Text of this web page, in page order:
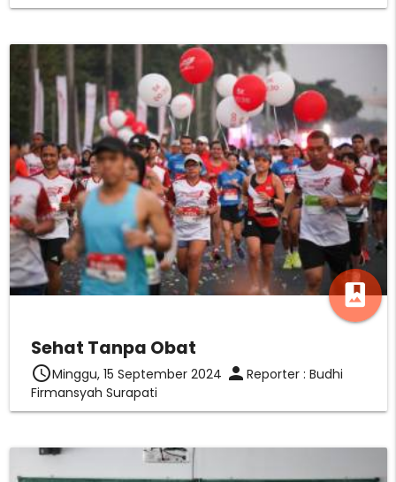
photo_album
Sehat Tanpa Obat
access_timeMinggu, 15 September 2024 person Reporter : Budhi
Firmansyah Surapati